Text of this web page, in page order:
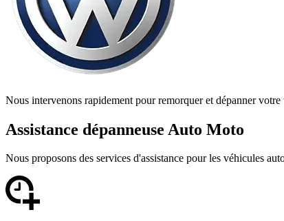
Nous intervenons rapidement pour remorquer et dépanner votre
Assistance dépanneuse Auto Moto
Nous proposons des services d'assistance pour les véhicules